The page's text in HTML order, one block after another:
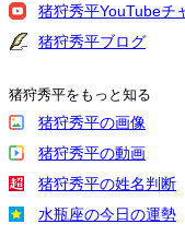
猪狩秀平YouTubeチ
猪狩秀平ブログ
猪狩秀平をもっと知る
猪狩秀平の画像
猪狩秀平の動画
猪狩秀平の姓名判断
水瓶座の今日の運勢